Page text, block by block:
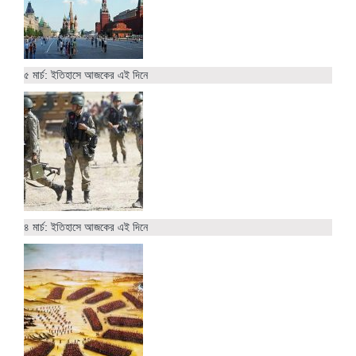
৫ মার্চ: ইতিহাসে আজকের এই দিনে
৪ মার্চ: ইতিহাসে আজকের এই দিনে